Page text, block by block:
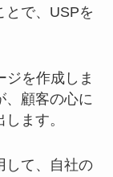
とで、USPを
ジを作成しま
、顧客の心に
ます。
して、自社の